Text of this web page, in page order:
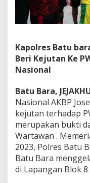
e
D
.
e
r
n
d
e
s
.
S
I
K
B
Kapolres Batu
Beri Kejutan Ke
Nasional
Batu Bara,
Nasional AKBP
kejutan terhadap
merupakan bukti
Wartawan .
2023, Polres Batu
Batu Bara
di Lapangan Blok